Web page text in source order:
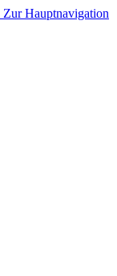
Zur Hauptnavigation